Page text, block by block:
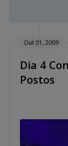
Out 01, 2009
Dia 4
Postos